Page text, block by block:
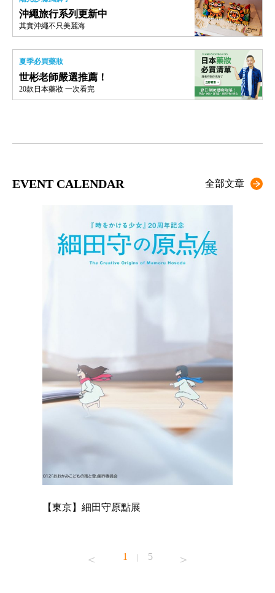
沖繩旅行系列更新中
其實沖繩不只美麗海
夏季必買藥妝
世彬老師嚴選推薦！
20款日本藥妝 一次看完
EVENT CALENDAR 全部文章
【東京】細田守原點展
1 | 5